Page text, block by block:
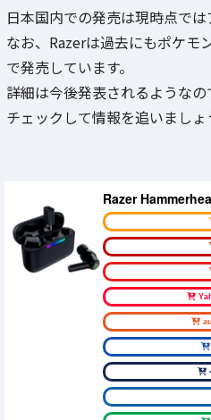
日本国内での発売は現時点では
なお、Razerは過去にもポケモ
で発売しています。
詳細は今後発表されるようなの
チェックして情報を追いましょ
Razer